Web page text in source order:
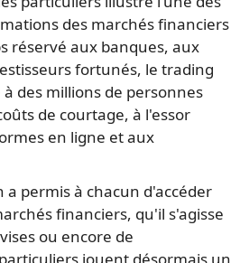
des marchés financiers
réservé aux banques, aux
fortunés, le trading
des millions de personnes
de courtage, à l'essor
en ligne et aux
permis à chacun d'accéder
financiers, qu'il s'agisse
ou encore de